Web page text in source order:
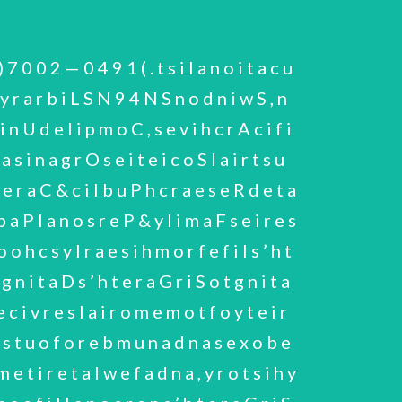
t i s r e v i n U e h t g n i d a e l s a l l e w s A . 0 0 0 2 l i t n u n o i t i s o p s i h t d e n i a t e r e h ; t n e m e g a n a m y t i s r e v i n u o t n i e v o m ; g n i d u l c n i n o i g e r s t i d n a d l e i f f e h S f o y t i C e h t e t o m o r p d n a p o l e v e d o t s e v i t a i t i n i y n a m n i d e v l o v n i o s l a s a w n o m m o C d l e i f f e h S ; r e b m u H d n a e r i h s k r o Y r o f y c n e g A t n e m p o l e v e D l a n o i g e R e h t , d r a w r o F e r i h s k r o Y f o e c i f f o l a n o i g e r a d e h s i l b a t s e o s l a h t e r a G r i S . p u o r G n o s i a i L y t i C d l e i f f e h S d n a p u o r G y r o s i v d A e s o p r u P n o s i a i l ’ s l o o h c s a d n a y m o n o c e l a c o l e h t o t n o i t u b i r t n o c s ’ y t i s r e v i n U e h t p o l e v e d o t y t i s r e v i n U d l e i f f e h S o t n o i s i c e d s i h g n i k r a m d l e i f f e h S f o y t i s r e v i n U e h t f o r o l l e c n a h C - e c i V d e t n i o p p a s a w h t e r a G r i S 1 9 9 1 n I . e m e h c S h c a e r t u O y l r a E e h t — n o i t a c u d e r e h g i h o t n o t n e w y l e r a r s l i p u p e s o h w s l o o h c s h t i w k r o w o t n o i t c e s e h t s a s e v i t a i t i n i h c u s h g u o r h t e l i f o r p l a n o i t a n r e t n i d n a l a n o i t a n s ’ d l e i f f e h S d e s a e r c n i o s l a h t e r a G r i S d n a a n i h C , a i l a r t s u A , S U , K U e h t n i s e i t i s r e v i n u r o j a m 7 1 f o e c n a i l l a n a , k r o w t e N s e i t i s r e v i n U e d i w d l r o W . e p o r u E e h n e h w d e u n i t n o c s g n i n e v e l a i c o s l u f s s e c c u s e s e h T . ’ t f o r C e h T ‘ e m o h r i e h t t a n y l o r a C e f i w s i h y b d e t s o h - o c s g n i n e v e z i u q d n a s r e n n i d ’ n w o G d n a n w o T ‘ s i h n i s n i g i r o r i e h t d a h s e v i t a i t i n i s ’ h t e r a G r i S f o y n a M . e g e l l o C n o s f l o W f o y c n e d i s e r P e h t p u e k a t o t 1 0 0 2 n i d r o f x O o t d e v o m r a l u c e l o m d n a s e c i v e d r o t c u d n o c i m e s f o s c i s y h p e h t f o s d l e i f e h t n i k r o w s i h r o f d e n w o n e r s a w h t e r a G r i S c i n a g r o f o s r e y a l r o , s r e y a l o n o m f o t e s a ( s m l i f t t e g d o l B - r i u m g n a L n i t s e r e t n i r a l u c i t r a p a h t i w , s c i n o r t c e l e y l e v i t c a s a w e h s 0 8 9 1 d n a s 0 7 9 1 e t a l e h t n I . ) e t a r t s b u s d i l o s a n o d e t i s o p e d , k c i h t e l u c e l o m e n o l a i r e t a m d e h s i l b u p e h r e e r a c s i h g n i r u d d n a s r o t c u d n o c i m e s n o s m l i f g n i t a l u s n i n o s e c n e r e f n o c l a r e v e s n i d e v l o v n i e h t n i k r o w d r a d n a t s a e m a c e b h c i h w ’ s m